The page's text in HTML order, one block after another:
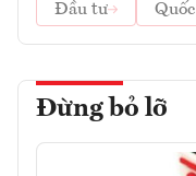
Đầu tư
Đừng bỏ lỡ